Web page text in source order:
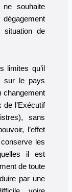
souhaite
situation de
limites qu’il
sur le pays
changement
l’Exécutif
sans
l’effet
les
il est
de toute
par une